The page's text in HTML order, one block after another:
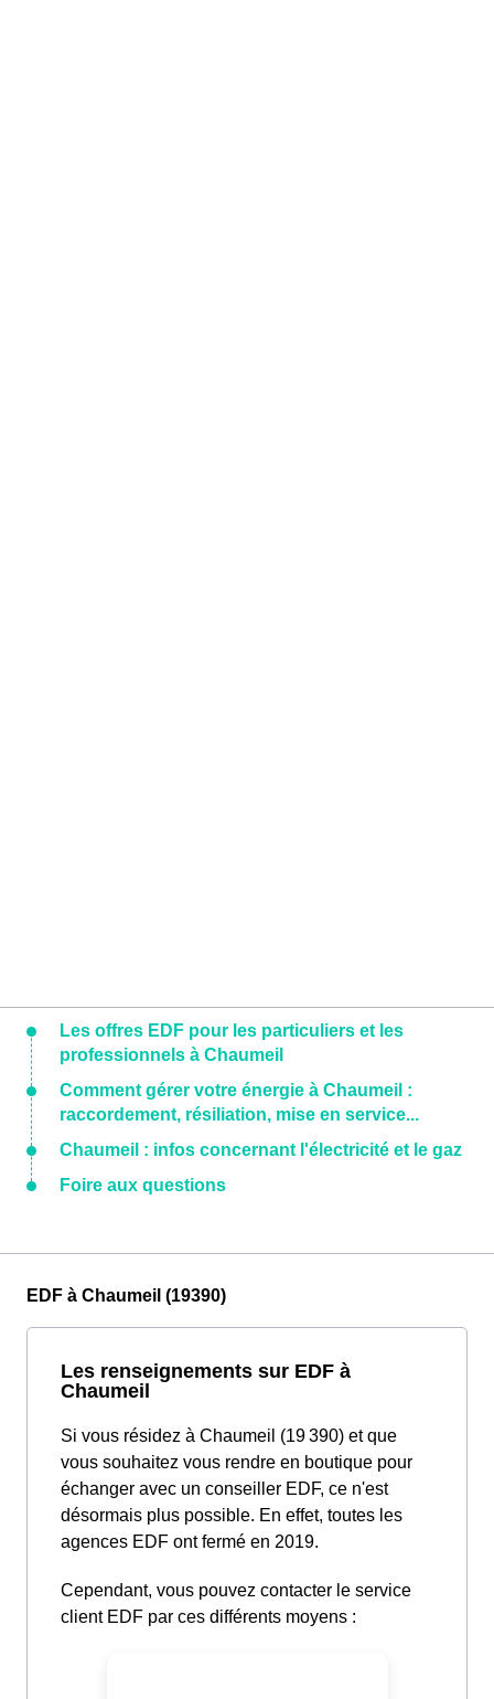
Les offres EDF pour les particuliers et les
professionnels à Chaumeil
Comment gérer votre énergie à Chaumeil :
raccordement, résiliation, mise en service...
Chaumeil : infos concernant l'électricité et le gaz
Foire aux questions
EDF à Chaumeil (19390)
Les renseignements sur EDF à
Chaumeil
Si vous résidez à Chaumeil (19 390) et que
vous souhaitez vous rendre en boutique pour
échanger avec un conseiller EDF, ce n'est
désormais plus possible. En effet, toutes les
agences EDF ont fermé en 2019.
Cependant, vous pouvez contacter le service
client EDF par ces différents moyens :